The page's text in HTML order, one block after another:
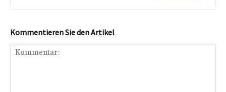
Kommentieren Sie den Artikel